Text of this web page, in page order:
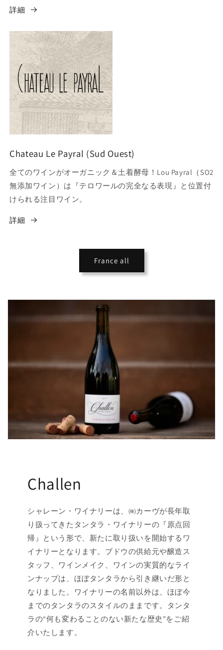
詳細
Chateau Le Payral (Sud Ouest)
全てのワインがオーガニック＆土着酵母！Lou Payral（SO2
無添加ワイン）は『テロワールの完全なる表現』と位置付
けられる注目ワイン。
詳細
France all
Challen
シャレーン・ワイナリーは、㈱カーヴが長年取
り扱ってきたタンタラ・ワイナリーの『原点回
帰』という形で、新たに取り扱いを開始するワ
イナリーとなります。ブドウの供給元や醸造ス
タッフ、ワインメイク、ワインの実質的なライ
ンナップは、ほぼタンタラから引き継いだ形と
なりました。ワイナリーの名前以外は、ほぼ今
までのタンタラのスタイルのままです。タンタ
ラの“何も変わることのない新たな歴史”をご紹
介いたします。